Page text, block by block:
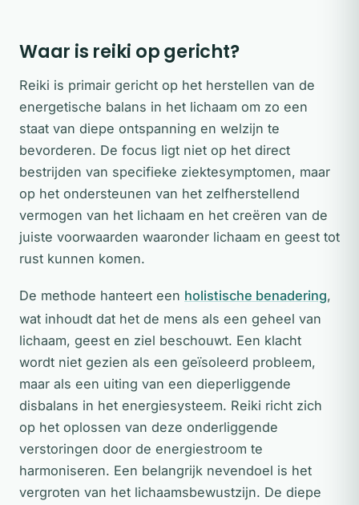
Waar is reiki op gericht?
Reiki is primair gericht op het herstellen van de
energetische balans in het lichaam om zo een
staat van diepe ontspanning en welzijn te
bevorderen. De focus ligt niet op het direct
bestrijden van specifieke ziektesymptomen, maar
op het ondersteunen van het zelfherstellend
vermogen van het lichaam en het creëren van de
juiste voorwaarden waaronder lichaam en geest tot
rust kunnen komen.
De methode hanteert een holistische benadering,
wat inhoudt dat het de mens als een geheel van
lichaam, geest en ziel beschouwt. Een klacht
wordt niet gezien als een geïsoleerd probleem,
maar als een uiting van een dieperliggende
disbalans in het energiesysteem. Reiki richt zich
op het oplossen van deze onderliggende
verstoringen door de energiestroom te
harmoniseren. Een belangrijk nevendoel is het
vergroten van het lichaamsbewustzijn. De diepe